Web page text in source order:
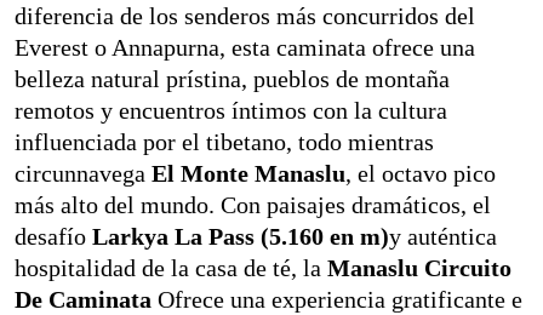
diferencia de los senderos más concurridos del
Everest o Annapurna, esta caminata ofrece una
belleza natural prístina, pueblos de montaña
remotos y encuentros íntimos con la cultura
influenciada por el tibetano, todo mientras
circunnavega El Monte Manaslu, el octavo pico
más alto del mundo. Con paisajes dramáticos, el
desafío Larkya La Pass (5.160 en m)y auténtica
hospitalidad de la casa de té, la Manaslu Circuito
De Caminata Ofrece una experiencia gratificante e